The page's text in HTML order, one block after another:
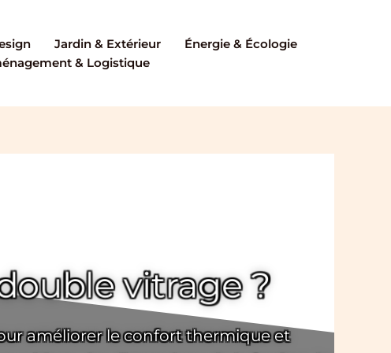
Jardin & Extérieur
Énergie & Écologie
& Logistique
vitrage ?
améliorer le confort thermique et